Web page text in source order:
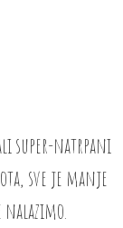
super-natrpani
sve je manje